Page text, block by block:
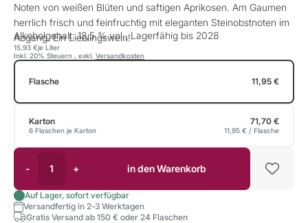
Noten von weißen Blüten und saftigen Aprikosen. Am Gaumen
herrlich frisch und feinfruchtig mit eleganten Steinobstnoten im
Abgang. Ein Lieblingswein!
Alkoholgehalt: 13,5 % vol., Lagerfähig bis 2028
je Liter
15,93 €
Inkl. 20% Steuern , exkl. Versandkosten
Flasche 11,95 €
Karton 71,70 €
6 Flaschen je Karton 11,95 € / Flasche
- + in den Warenkorb
Auf Lager, sofort verfügbar
Versandfertig in 2-3 Werktagen
Gratis Versand ab 150 € oder 24 Flaschen